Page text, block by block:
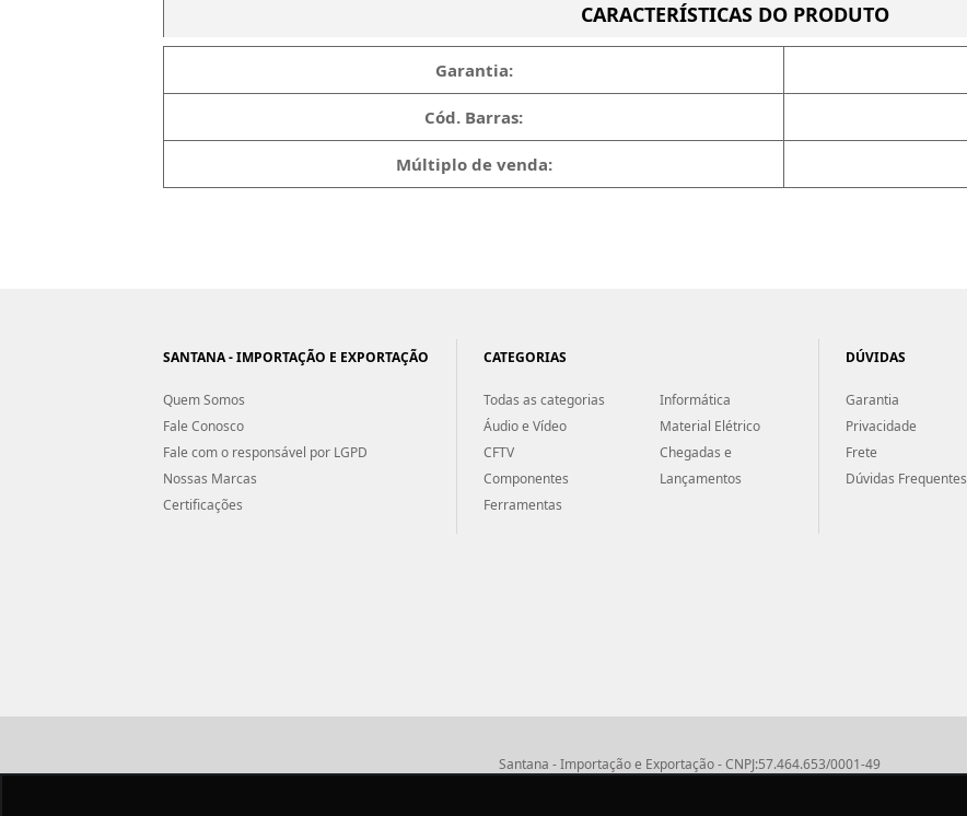
CARACTERÍSTICAS DO PRODUTO
Garantia:
Cód. Barras:
Múltiplo de venda:
SANTANA - IMPORTAÇÃO E EXPORTAÇÃO
Quem Somos
Fale Conosco
Fale com o responsável por LGPD
Nossas Marcas
Certificações
CATEGORIAS
Todas as categorias
Áudio e Vídeo
CFTV
Componentes
Ferramentas
Informática
Material Elétrico
Chegadas e
Lançamentos
DÚVIDAS
Garantia
Privacidade
Frete
Dúvidas Frequentes
Santana - Importação e Exportação - CNPJ:57.464.653/0001-49